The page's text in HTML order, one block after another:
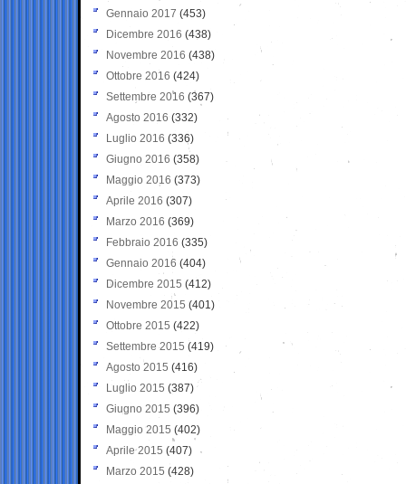
Gennaio 2017 (453)
Dicembre 2016 (438)
Novembre 2016 (438)
Ottobre 2016 (424)
Settembre 2016 (367)
Agosto 2016 (332)
Luglio 2016 (336)
Giugno 2016 (358)
Maggio 2016 (373)
Aprile 2016 (307)
Marzo 2016 (369)
Febbraio 2016 (335)
Gennaio 2016 (404)
Dicembre 2015 (412)
Novembre 2015 (401)
Ottobre 2015 (422)
Settembre 2015 (419)
Agosto 2015 (416)
Luglio 2015 (387)
Giugno 2015 (396)
Maggio 2015 (402)
Aprile 2015 (407)
Marzo 2015 (428)